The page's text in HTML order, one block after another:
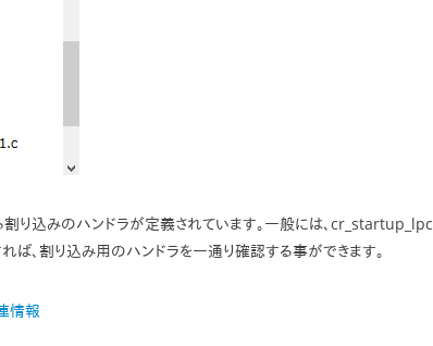
割り込みのハンドラが定義されています。一般には、cr_startup_lpc
ば、割り込み用のハンドラを一通り確認する事ができます。
情報